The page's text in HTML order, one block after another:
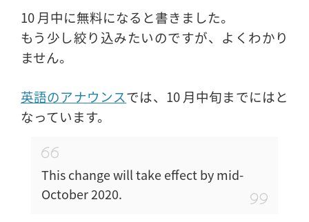
10 月中に無料になると書きました。
もう少し絞り込みたいのですが、よくわかり
ません。
英語のアナウンスでは、10 月中旬までにはと
なっています。
This change will take effect by mid-
October 2020.